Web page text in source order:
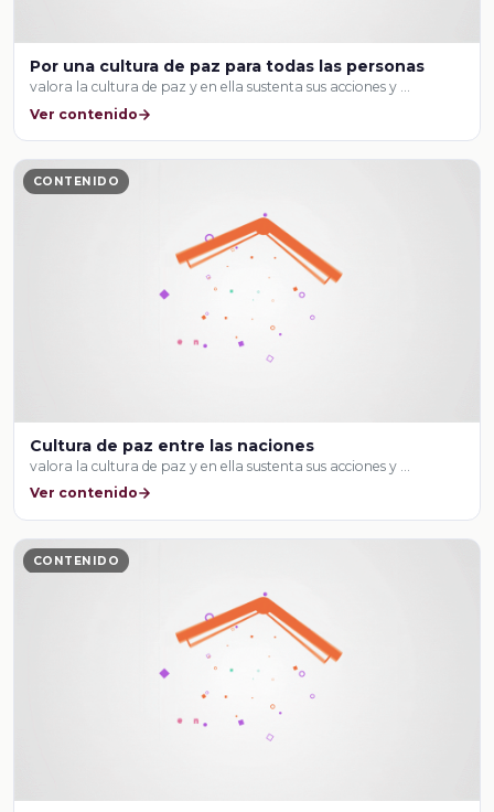
Por una cultura de paz para todas las personas
valora la cultura de paz y en ella sustenta sus acciones y …
Ver contenido
CONTENIDO
Cultura de paz entre las naciones
valora la cultura de paz y en ella sustenta sus acciones y …
Ver contenido
CONTENIDO